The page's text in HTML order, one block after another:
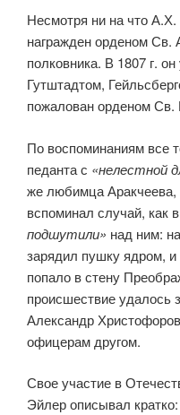
Несмотря ни на что
награжден орденом Св.
полковника. В 1807 г.
Гутштадтом,
пожалован орденом Св.
По воспоминаниям все
педанта с «нелестной
же любимца
вспоминал случай, как
подшутили» над ним:
зарядил пушку ядром,
попало в стену
происшествие удалось
Александр
офицерам другом.
Свое участие в
Эйлер описывал